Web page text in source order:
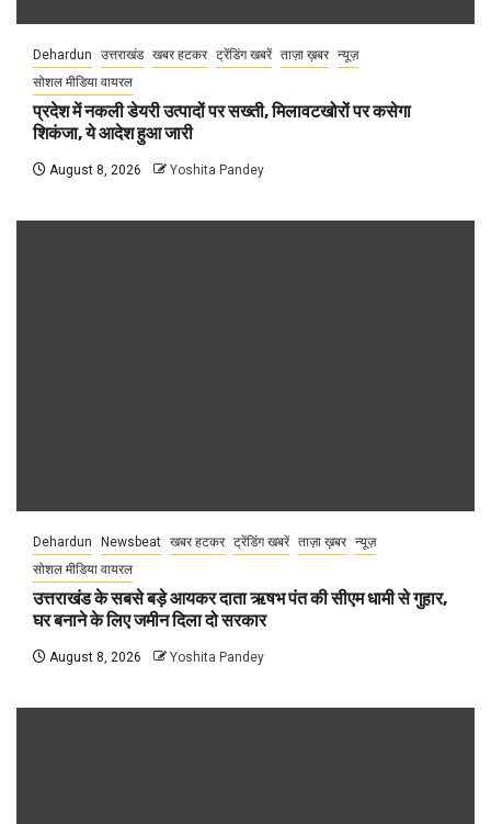
Dehardun उत्तराखंड खबर हटकर ट्रेंडिंग खबरें ताज़ा ख़बर न्यूज़
सोशल मीडिया वायरल
प्रदेश में नकली डेयरी उत्पादों पर सख्ती, मिलावटखोरों पर कसेगा
शिकंजा, ये आदेश हुआ जारी
August 8, 2026 Yoshita Pandey
Dehardun Newsbeat खबर हटकर ट्रेंडिंग खबरें ताज़ा ख़बर न्यूज़
सोशल मीडिया वायरल
उत्तराखंड के सबसे बड़े आयकर दाता ऋषभ पंत की सीएम धामी से गुहार,
घर बनाने के लिए जमीन दिला दो सरकार
August 8, 2026 Yoshita Pandey